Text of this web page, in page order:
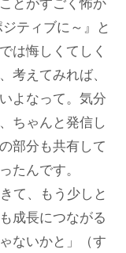
ティブに～』と
は悔しくてしく
考えてみれば、
よなって。気分
ちゃんと発信し
部分も共有して
たんです。
て、もう少しと
成長につながる
ないかと」（す